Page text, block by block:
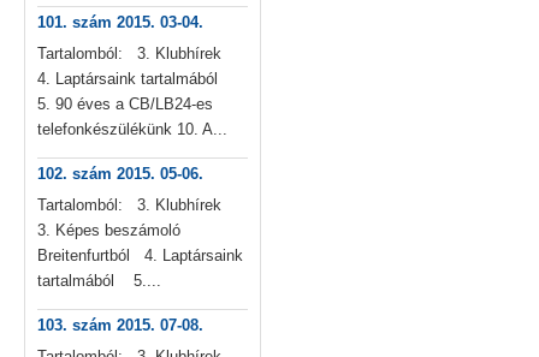
101. szám 2015. 03-04.
Tartalomból: 3. Klubhírek
4. Laptársaink tartalmából
5. 90 éves a CB/LB24-es
telefonkészülékünk 10. A...
102. szám 2015. 05-06.
Tartalomból: 3. Klubhírek
3. Képes beszámoló
Breitenfurtból 4. Laptársaink
tartalmából 5....
103. szám 2015. 07-08.